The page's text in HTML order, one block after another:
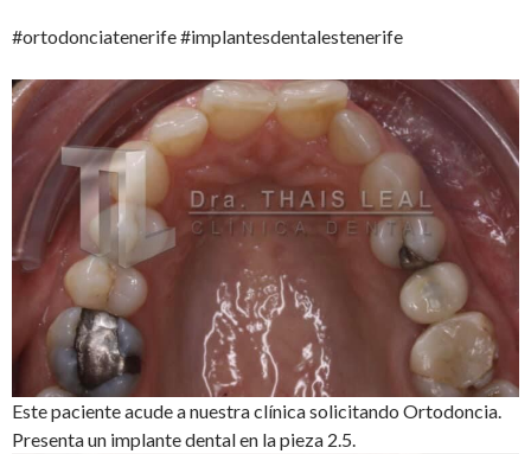
#ortodonciatenerife #implantesdentalestenerife
Este paciente acude a nuestra clínica solicitando Ortodoncia.
Presenta un implante dental en la pieza 2.5.